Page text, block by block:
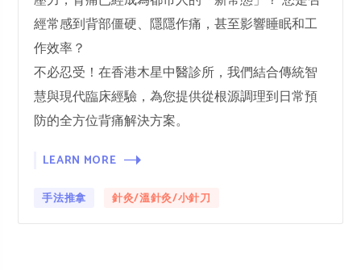
經常感到背部僵硬、隱隱作痛，甚至影響睡眠和工
作效率？
不必忍受！在香港木星中醫診所，我們結合傳統智
慧與現代臨床經驗，為您提供從根源調理到日常預
防的全方位背痛解決方案。
LEARN MORE
手法推拿 針灸/溫針灸/小針刀